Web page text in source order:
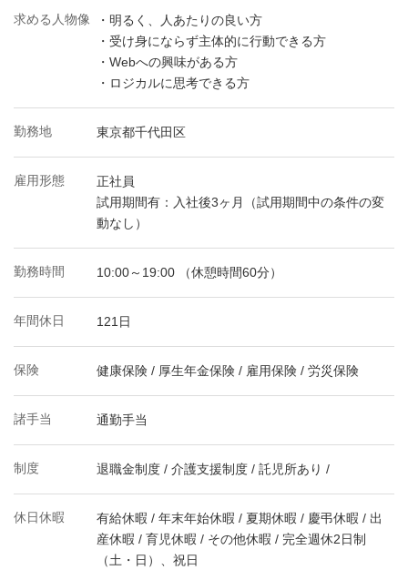
求める人物像
・明るく、人あたりの良い方
・受け身にならず主体的に行動できる方
・Webへの興味がある方
・ロジカルに思考できる方
勤務地 東京都千代田区
雇用形態
正社員
試用期間有：入社後3ヶ月（試用期間中の条件の変
動なし）
勤務時間 10:00～19:00 （休憩時間60分）
年間休日 121日
保険 健康保険 / 厚生年金保険 / 雇用保険 / 労災保険
諸手当 通勤手当
制度 退職金制度 / 介護支援制度 / 託児所あり /
休日休暇
有給休暇 / 年末年始休暇 / 夏期休暇 / 慶弔休暇 / 出
産休暇 / 育児休暇 / その他休暇 / 完全週休2日制
（土・日）、祝日